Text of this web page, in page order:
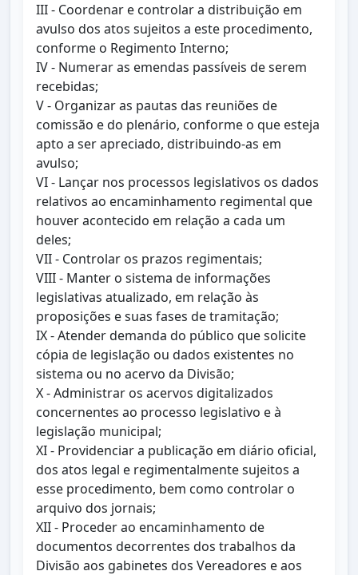
III - Coordenar e controlar a distribuição em
avulso dos atos sujeitos a este procedimento,
conforme o Regimento Interno;
IV - Numerar as emendas passíveis de serem
recebidas;
V - Organizar as pautas das reuniões de
comissão e do plenário, conforme o que esteja
apto a ser apreciado, distribuindo-as em
avulso;
VI - Lançar nos processos legislativos os dados
relativos ao encaminhamento regimental que
houver acontecido em relação a cada um
deles;
VII - Controlar os prazos regimentais;
VIII - Manter o sistema de informações
legislativas atualizado, em relação às
proposições e suas fases de tramitação;
IX - Atender demanda do público que solicite
cópia de legislação ou dados existentes no
sistema ou no acervo da Divisão;
X - Administrar os acervos digitalizados
concernentes ao processo legislativo e à
legislação municipal;
XI - Providenciar a publicação em diário oficial,
dos atos legal e regimentalmente sujeitos a
esse procedimento, bem como controlar o
arquivo dos jornais;
XII - Proceder ao encaminhamento de
documentos decorrentes dos trabalhos da
Divisão aos gabinetes dos Vereadores e aos